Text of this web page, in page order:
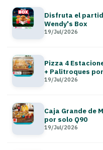
Disfruta el
Wendy's Box
19/Jul/2026
Pizza 4
+ Palitroques
19/Jul/2026
Caja Grande de
por solo Q90
19/Jul/2026